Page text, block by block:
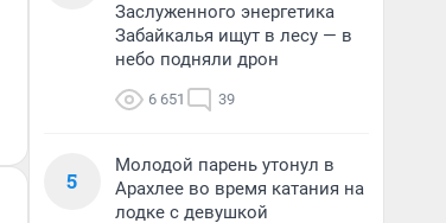
Заслуженного энергетика
Забайкалья ищут в лесу — в
небо подняли дрон
6 651 39
5
Молодой парень утонул в
Арахлее во время катания на
лодке с девушкой